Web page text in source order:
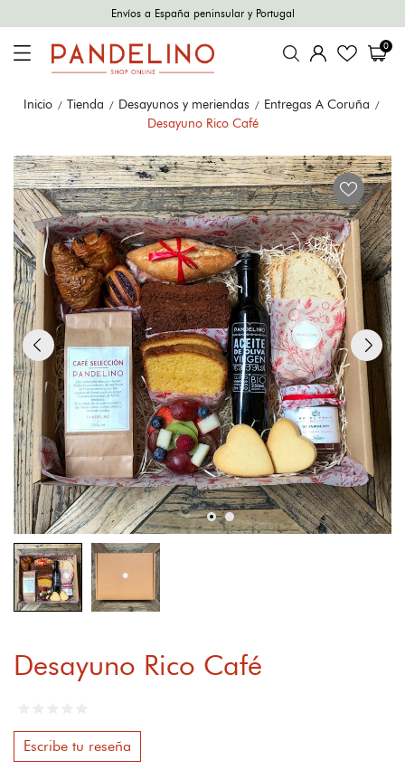
Envíos a España peninsular y Portugal
0
Inicio Tienda Desayunos y meriendas
Entregas A Coruña
Desayuno Rico Café
Desayuno Rico Café
Escribe tu reseña